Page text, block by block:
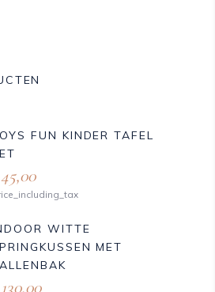
FUN KINDER TAFEL
WITTE
MET